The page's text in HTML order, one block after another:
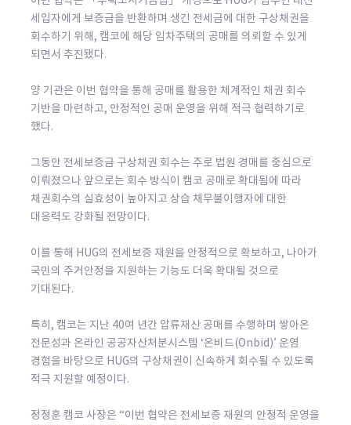
세입자에게 보증금을 반환하며 생긴 전세금에 대한 구상채권을
회수하기 위해, 캠코에 해당 임차주택의 공매를 의뢰할 수 있게
되면서 추진됐다.
양 기관은 이번 협약을 통해 공매를 활용한 체계적인 채권 회수
기반을 마련하고, 안정적인 공매 운영을 위해 적극 협력하기로
했다.
그동안 전세보증금 구상채권 회수는 주로 법원 경매를 중심으로
이뤄졌으나 앞으로는 회수 방식이 캠코 공매로 확대됨에 따라
채권회수의 실효성이 높아지고 상습 채무불이행자에 대한
대응력도 강화될 전망이다.
이를 통해 HUG의 전세보증 재원을 안정적으로 확보하고, 나아가
국민의 주거안정을 지원하는 기능도 더욱 확대될 것으로
기대된다.
특히, 캠코는 지난 40여 년간 압류재산 공매를 수행하며 쌓아온
전문성과 온라인 공공자산처분시스템 ‘온비드(Onbid)’ 운영
경험을 바탕으로 HUG의 구상채권이 신속하게 회수될 수 있도록
적극 지원할 예정이다.
정정훈 캠코 사장은 “이번 협약은 전세보증 재원의 안정적 운영을